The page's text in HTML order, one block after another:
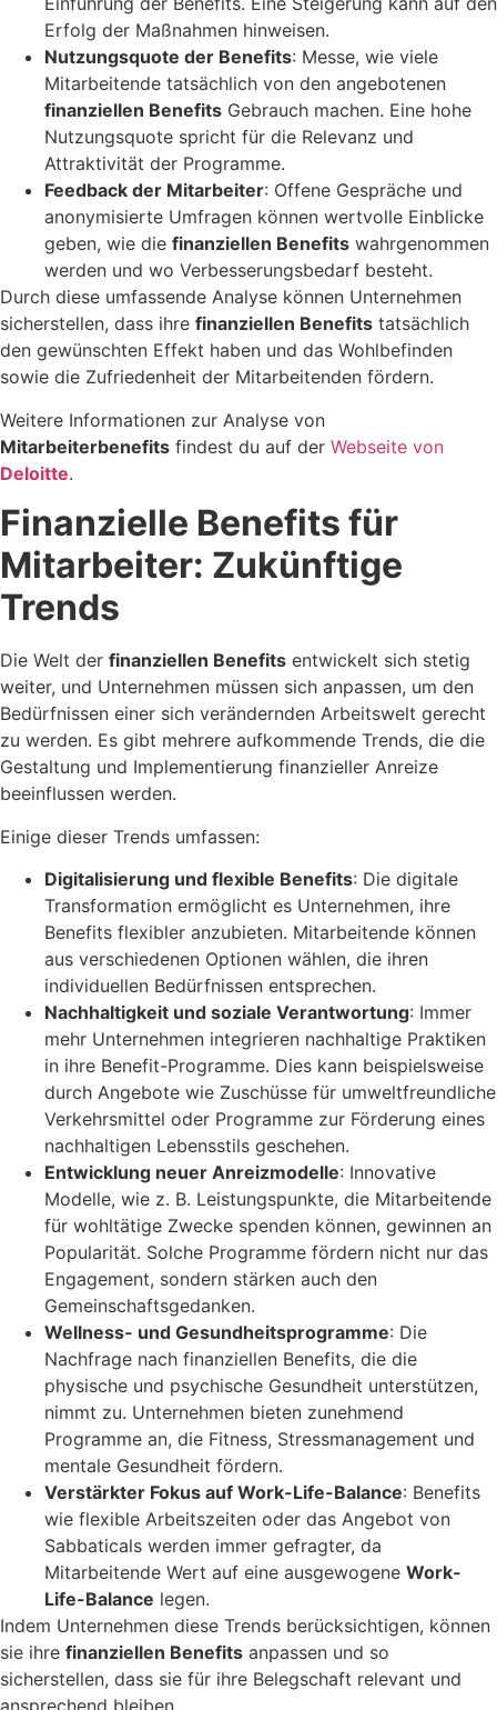
Erfolg der Maßnahmen hinweisen.
Nutzungsquote der Benefits: Messe, wie viele
Mitarbeitende tatsächlich von den angebotenen
finanziellen Benefits Gebrauch machen. Eine hohe
Nutzungsquote spricht für die Relevanz und
Attraktivität der Programme.
Feedback der Mitarbeiter: Offene Gespräche und
anonymisierte Umfragen können wertvolle Einblicke
geben, wie die finanziellen Benefits wahrgenommen
werden und wo Verbesserungsbedarf besteht.
Durch diese umfassende Analyse können Unternehmen
sicherstellen, dass ihre finanziellen Benefits tatsächlich
den gewünschten Effekt haben und das Wohlbefinden
sowie die Zufriedenheit der Mitarbeitenden fördern.
Weitere Informationen zur Analyse von
Mitarbeiterbenefits findest du auf der Webseite von
Deloitte.
Finanzielle Benefits für
Mitarbeiter: Zukünftige
Trends
Die Welt der finanziellen Benefits entwickelt sich stetig
weiter, und Unternehmen müssen sich anpassen, um den
Bedürfnissen einer sich verändernden Arbeitswelt gerecht
zu werden. Es gibt mehrere aufkommende Trends, die die
Gestaltung und Implementierung finanzieller Anreize
beeinflussen werden.
Einige dieser Trends umfassen:
Digitalisierung und flexible Benefits: Die digitale
Transformation ermöglicht es Unternehmen, ihre
Benefits flexibler anzubieten. Mitarbeitende können
aus verschiedenen Optionen wählen, die ihren
individuellen Bedürfnissen entsprechen.
Nachhaltigkeit und soziale Verantwortung: Immer
mehr Unternehmen integrieren nachhaltige Praktiken
in ihre Benefit-Programme. Dies kann beispielsweise
durch Angebote wie Zuschüsse für umweltfreundliche
Verkehrsmittel oder Programme zur Förderung eines
nachhaltigen Lebensstils geschehen.
Entwicklung neuer Anreizmodelle: Innovative
Modelle, wie z. B. Leistungspunkte, die Mitarbeitende
für wohltätige Zwecke spenden können, gewinnen an
Popularität. Solche Programme fördern nicht nur das
Engagement, sondern stärken auch den
Gemeinschaftsgedanken.
Wellness- und Gesundheitsprogramme: Die
Nachfrage nach finanziellen Benefits, die die
physische und psychische Gesundheit unterstützen,
nimmt zu. Unternehmen bieten zunehmend
Programme an, die Fitness, Stressmanagement und
mentale Gesundheit fördern.
Verstärkter Fokus auf Work-Life-Balance: Benefits
wie flexible Arbeitszeiten oder das Angebot von
Sabbaticals werden immer gefragter, da
Mitarbeitende Wert auf eine ausgewogene Work-
Life-Balance legen.
Indem Unternehmen diese Trends berücksichtigen, können
sie ihre finanziellen Benefits anpassen und so
sicherstellen, dass sie für ihre Belegschaft relevant und
ansprechend bleiben.